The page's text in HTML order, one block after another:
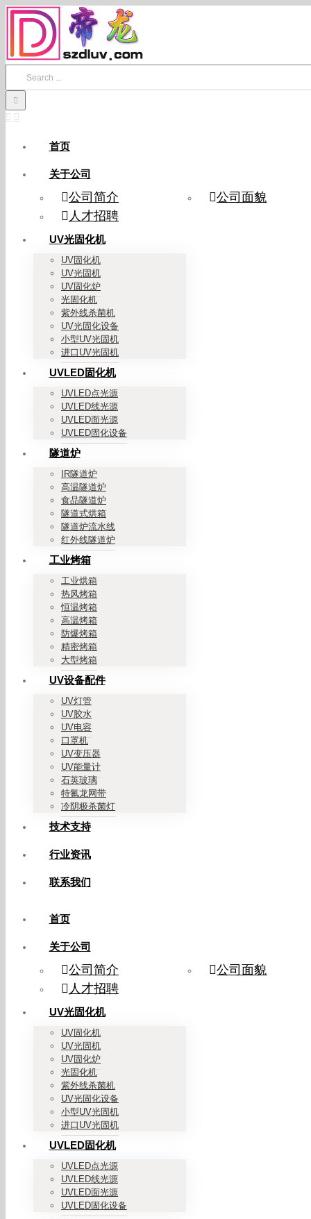
Skip
content
首页
关于公司
公司简介
公司面貌
人才招聘
UV光固化机
UV固化机
UV光固机
UV固化炉
光固化机
紫外线杀菌机
UV光固化设备
小型UV光固机
进口UV光固机
UVLED固化机
UVLED点光源
UVLED线光源
UVLED面光源
UVLED固化设备
隧道炉
IR隧道炉
高温隧道炉
食品隧道炉
隧道式烘箱
隧道炉流水线
红外线隧道炉
工业烤箱
工业烘箱
热风烤箱
恒温烤箱
高温烤箱
防爆烤箱
精密烤箱
大型烤箱
UV设备配件
UV灯管
UV胶水
UV电容
口罩机
UV变压器
UV能量计
石英玻璃
特氟龙网带
冷阴极杀菌灯
技术支持
行业资讯
联系我们
首页
关于公司
公司简介
公司面貌
人才招聘
UV光固化机
UV固化机
UV光固机
UV固化炉
光固化机
紫外线杀菌机
UV光固化设备
小型UV光固机
进口UV光固机
UVLED固化机
UVLED点光源
UVLED线光源
UVLED面光源
UVLED固化设备